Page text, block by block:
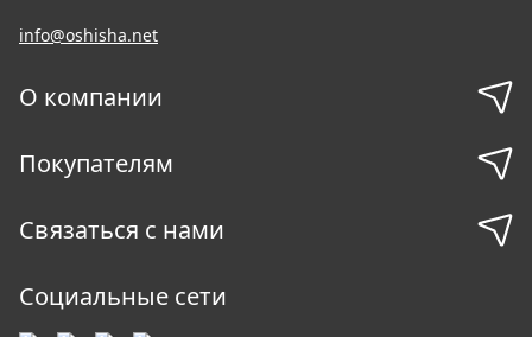
info@oshisha.net
О компании
Покупателям
Связаться с нами
Социальные сети